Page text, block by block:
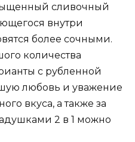
сливочный
внутри
более сочными.
количества
с рубленной
любовь и уважение
вкуса, а также за
2 в 1 можно